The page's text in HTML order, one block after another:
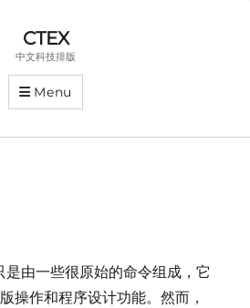
CTEX
中文科技排版
Menu
由一些很原始的命令组成，它
操作和程序设计功能。然而，